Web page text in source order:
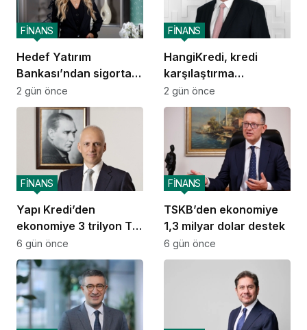
Hedef Yatırım
Bankası’ndan sigorta
ve emeklilik alanında
stratejik iş birliği
FİNANS
2 gün önce
HangiKredi, kredi
karşılaştırma
deneyimini ChatGPT’ye
taşıdı
FİNANS
2 gün önce
Yapı Kredi’den
ekonomiye 3 trilyon TL
destek
FİNANS
6 gün önce
TSKB’den ekonomiye
1,3 milyar dolar destek
FİNANS
6 gün önce